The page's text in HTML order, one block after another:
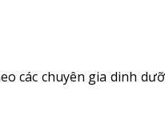
các chuyên gia dinh